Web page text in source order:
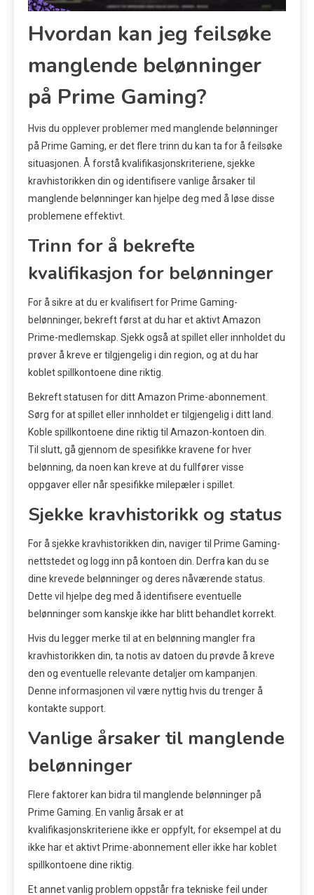
Hvordan kan jeg feilsøke
manglende belønninger
på Prime Gaming?
Hvis du opplever problemer med manglende belønninger
på Prime Gaming, er det flere trinn du kan ta for å feilsøke
situasjonen. Å forstå kvalifikasjonskriteriene, sjekke
kravhistorikken din og identifisere vanlige årsaker til
manglende belønninger kan hjelpe deg med å løse disse
problemene effektivt.
Trinn for å bekrefte
kvalifikasjon for belønninger
For å sikre at du er kvalifisert for Prime Gaming-
belønninger, bekreft først at du har et aktivt Amazon
Prime-medlemskap. Sjekk også at spillet eller innholdet du
prøver å kreve er tilgjengelig i din region, og at du har
koblet spillkontoene dine riktig.
Bekreft statusen for ditt Amazon Prime-abonnement.
Sørg for at spillet eller innholdet er tilgjengelig i ditt land.
Koble spillkontoene dine riktig til Amazon-kontoen din.
Til slutt, gå gjennom de spesifikke kravene for hver
belønning, da noen kan kreve at du fullfører visse
oppgaver eller når spesifikke milepæler i spillet.
Sjekke kravhistorikk og status
For å sjekke kravhistorikken din, naviger til Prime Gaming-
nettstedet og logg inn på kontoen din. Derfra kan du se
dine krevede belønninger og deres nåværende status.
Dette vil hjelpe deg med å identifisere eventuelle
belønninger som kanskje ikke har blitt behandlet korrekt.
Hvis du legger merke til at en belønning mangler fra
kravhistorikken din, ta notis av datoen du prøvde å kreve
den og eventuelle relevante detaljer om kampanjen.
Denne informasjonen vil være nyttig hvis du trenger å
kontakte support.
Vanlige årsaker til manglende
belønninger
Flere faktorer kan bidra til manglende belønninger på
Prime Gaming. En vanlig årsak er at
kvalifikasjonskriteriene ikke er oppfylt, for eksempel at du
ikke har et aktivt Prime-abonnement eller ikke har koblet
spillkontoene dine riktig.
Et annet vanlig problem oppstår fra tekniske feil under